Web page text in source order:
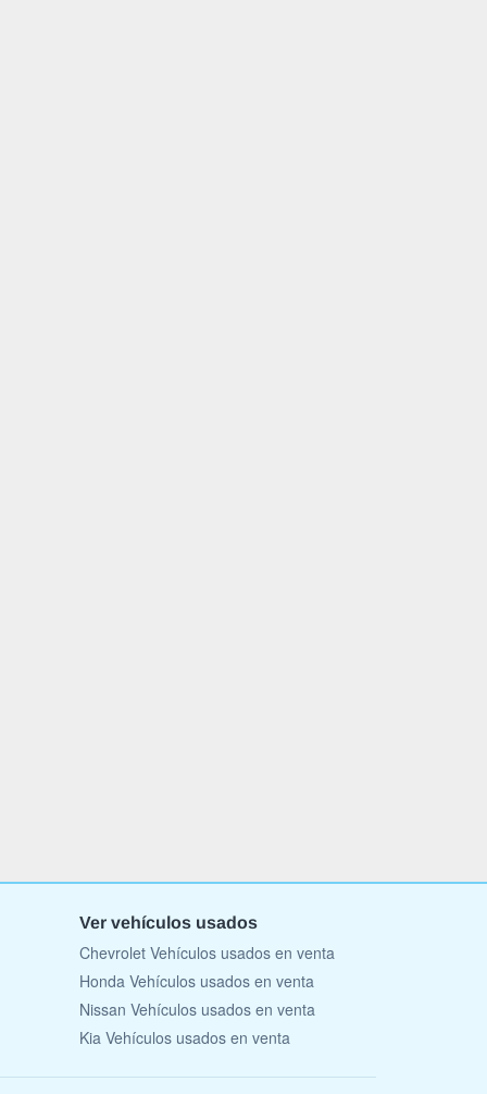
Ver vehículos usados
Chevrolet Vehículos usados en venta
Honda Vehículos usados en venta
Nissan Vehículos usados en venta
Kia Vehículos usados en venta